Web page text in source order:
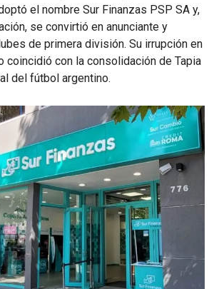
el nombre Sur Finanzas PSP SA y,
se convirtió en anunciante y
de primera división. Su irrupción en
coincidió con la consolidación de Tapia
del fútbol argentino.